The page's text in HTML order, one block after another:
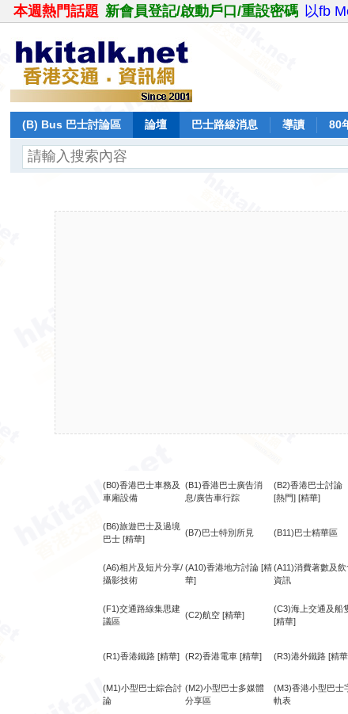
本週熱門話題 新會員登記/啟動戶口/重設密碼 以fb
(B) Bus 巴士討論區 論壇 巴士路線消息 導讀 80
(B0)香港巴士車務及
車廂設備
(B1)香港巴士廣告消
息/廣告車行踪
(B2)香港巴士討論
[熱門] [精華]
(B6)旅遊巴士及過境
巴士 [精華]
(B7)巴士特別所見 (B11)巴士精華區
(A6)相片及短片分享/
攝影技術
(A10)香港地方討論 [精
華]
(A11)消費著數及飲
資訊
(F1)交通路線集思建
議區
(C2)航空 [精華]
(C3)海上交通及船
[精華]
(R1)香港鐵路 [精華] (R2)香港電車 [精華] (R3)港外鐵路 [精
(M1)小型巴士綜合討
論
(M2)小型巴士多媒體
分享區
(M3)香港小型巴士
軌表